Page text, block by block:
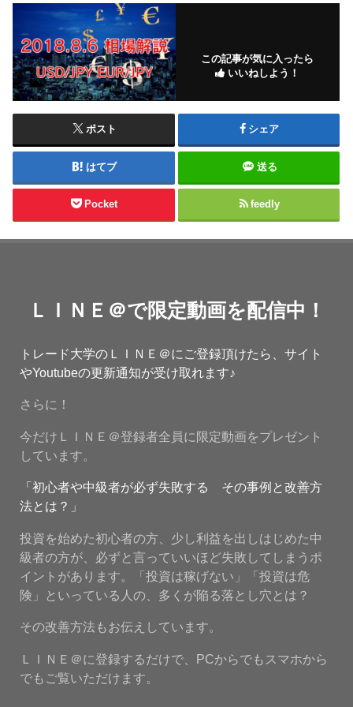
この記事が気に入ったら
いいねしよう！
ポスト シェア
はてブ 送る
Pocket feedly
ＬＩＮＥ＠で限定動画を配信中！
トレード大学のＬＩＮＥ＠にご登録頂けたら、サイト
やYoutubeの更新通知が受け取れます♪
さらに！
今だけＬＩＮＥ＠登録者全員に限定動画をプレゼント
しています。
「初心者や中級者が必ず失敗する その事例と改善方
法とは？」
投資を始めた初心者の方、少し利益を出しはじめた中
級者の方が、必ずと言っていいほど失敗してしまうポ
イントがあります。「投資は稼げない」「投資は危
険」といっている人の、多くが陥る落とし穴とは？
その改善方法もお伝えしています。
ＬＩＮＥ＠に登録するだけで、PCからでもスマホから
でもご覧いただけます。